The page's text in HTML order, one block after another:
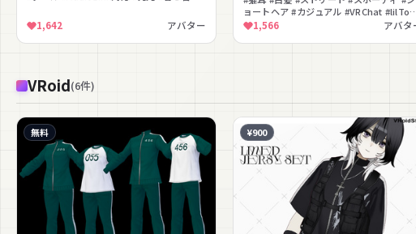
1,642
アバター
ョートヘア #カジュアル #VRChat
対応 #Poiyomi対応 #もちふぃった〜対応
1,566 アバタ
VRoid(6件)
無料 ¥900